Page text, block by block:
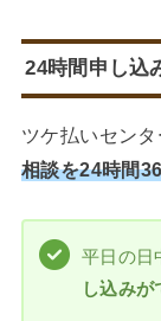
24時間申し込
ツケ払いセン
相談を24時間
平日の日
し込みが